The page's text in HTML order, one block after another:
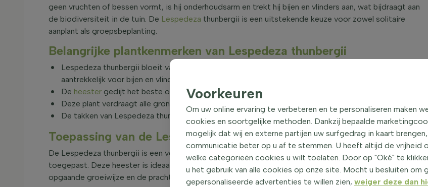
geen vruchten of bessen vormt, is hij onderhoudsarm en trekt hij bijen en vlinders aan, wat bijdraagt aan
de biodiversiteit in de tuin. De Lespedeza thunbergii is een uitstekende keuze voor zowel solitaire
aanplant als groepsbeplanting.
Belangrijke plantkenmerken van Lespedeza thunbergii
Lespedeza thunbergii bloeit van juli tot en met oktober met paarse bloemen. Deze bloemen zijn
aantrekkelijk voor bijen en vlinders, maar zijn niet geurend.
De heester gedijt het beste op een zonnige of halfschaduw standplaats.
Deze plant verdraagt alle grondsoorten, mits de grond goed doorlatend is.
De takken van Lespedeza thunbergii zijn stevig en de bast heeft een bruine kleur.
Toepassing van de Lespedeza thunbergii in de tuin
De Lespedeza thunbergii is een veelzijdige plant die op verschillende manieren in de tuin kan worden
toegepast. Deze heester is ideaal voor zowel solitaire aanplant als groepsbeplanting. Dankzij de
opgaande groeiwijze en de prachtige paarse bloemen is de plant een echte blikvanger in elke tuin.
Voorkeuren
Om uw online ervaring te verbeteren en te personaliseren maken
cookies en soortgelijke methoden. Dankzij bepaalde
mogelijk dat wij en externe partijen uw surfgedrag in kaart
communicatie beter op u af te stemmen. U heeft altijd de vrijheid
welke categorieën cookies u wilt toelaten. Door op "Oké" te
u het gebruik van alle cookies op onze site. Mocht u besluiten om
gepersonaliseerde advertenties te willen zien, weiger deze dan